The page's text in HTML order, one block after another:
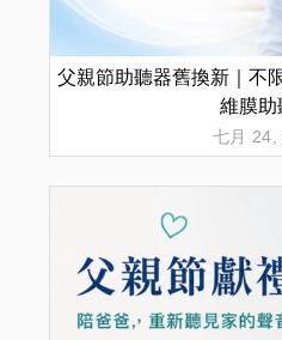
父親節助聽器舊換新｜不
維膜助
七月 24,